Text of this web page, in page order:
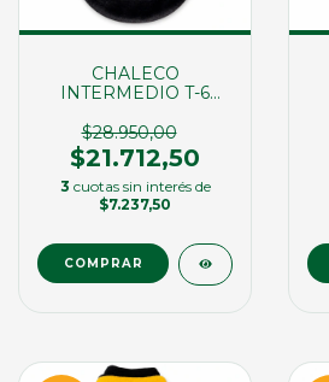
CHALECO
INTERMEDIO T-6
$28.950,00
$21.712,50
3 cuotas sin interés de
$7.237,50